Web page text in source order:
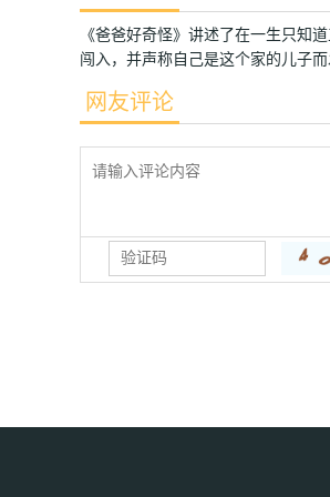
《爸爸好奇怪》讲述了在一生只知
闯入，并声称自己是这个家的儿子而
网友评论